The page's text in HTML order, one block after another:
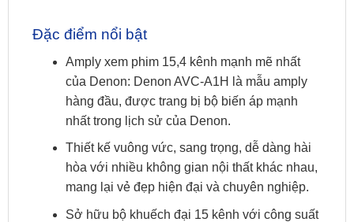
Đặc điểm nổi bật
Amply xem phim 15,4 kênh mạnh mẽ nhất
của Denon: Denon AVC-A1H là mẫu amply
hàng đầu, được trang bị bộ biến áp mạnh
nhất trong lịch sử của Denon.
Thiết kế vuông vức, sang trọng, dễ dàng hài
hòa với nhiều không gian nội thất khác nhau,
mang lại vẻ đẹp hiện đại và chuyên nghiệp.
Sở hữu bộ khuếch đại 15 kênh với công suất